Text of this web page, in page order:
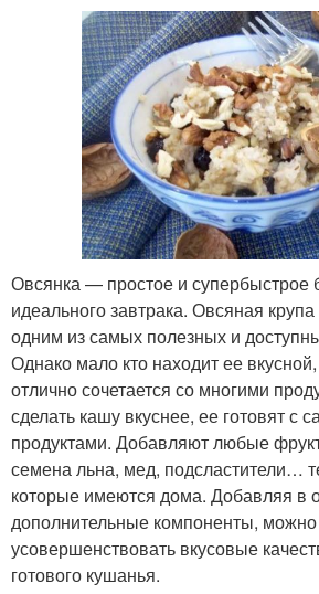
Овсянка — простое и супербыстрое
идеального завтрака. Овсяная
одним из самых полезных и
Однако мало кто находит ее
отлично сочетается со многими
сделать кашу вкуснее, ее готовят с
продуктами. Добавляют любые
семена льна, мед, подсластители…
которые имеются дома. Добавляя в
дополнительные компоненты, можно
усовершенствовать вкусовые
готового кушанья.